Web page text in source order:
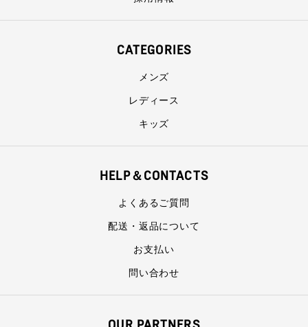
CATEGORIES
メンズ
レディース
キッズ
HELP＆CONTACTS
よくあるご質問
配送・返品について
お支払い
問い合わせ